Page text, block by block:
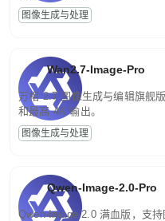
图像生成与处理
Wan2.7-Image-Pro
万相 2.7 图像生成与编辑旗舰
和最高 4K 输出。
图像生成与处理
Qwen-Image-2.0-Pro
Qwen-Image-2.0 满血版，支